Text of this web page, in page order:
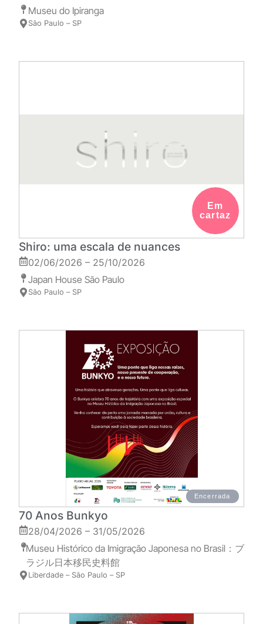
Museu do Ipiranga
São Paulo – SP
Em
cartaz
Shiro: uma escala de nuances
02/06/2026 – 25/10/2026
Japan House São Paulo
São Paulo – SP
Encerrada
70 Anos Bunkyo
28/04/2026 – 31/05/2026
Museu Histórico da Imigração Japonesa no Brasil：ブ
ラジル日本移民史料館
Liberdade – São Paulo – SP